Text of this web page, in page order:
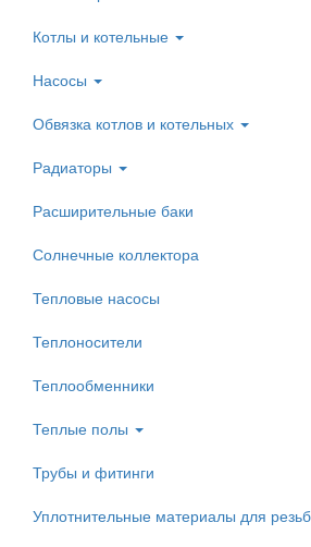
Котлы и котельные
Насосы
Обвязка котлов и котельных
Радиаторы
Расширительные баки
Солнечные коллектора
Тепловые насосы
Теплоносители
Теплообменники
Теплые полы
Трубы и фитинги
Уплотнительные материалы для